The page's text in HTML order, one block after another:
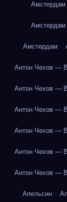
Амстердам
Амстердам
Амстердам
Антон Чехов —
Антон Чехов —
Антон Чехов —
Антон Чехов —
Антон Чехов —
Антон Чехов —
Апельсин